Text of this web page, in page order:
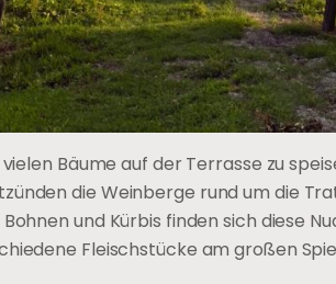
Bäume auf der Terrasse zu
die Weinberge rund um die
und Kürbis finden sich diese
Fleischstücke am großen